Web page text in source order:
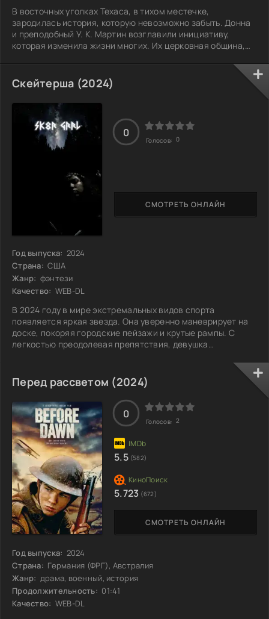
В восточных уголках Техаса, в тихом местечке,
зародилась история, которую невозможно забыть. Донна
и преподобный У. К. Мартин возглавили инициативу,
которая изменила жизни многих. Их церковная община,
экономические трудности и ограниченные ресурсы, 22
семьи объединились ради общей цели — дать будущее 77
детям, оставшимся без родительской любви. Своими
действиями они доказали, что истинная семья
Скейтерша (2024)
Год выпуска: 2024
Страна: США
Жанр: фэнтези
Качество: WEB-DL
В 2024 году в мире экстремальных видов спорта
появляется яркая звезда. Она уверенно маневрирует на
доске, покоряя городские пейзажи и крутые рампы. С
легкостью преодолевая препятствия, девушка
страсть к своему делу. Ее стиль уникален: каждая деталь
в движении, каждый трюк отточены до совершенства.
Вдохновленная свободой, она бросает вызов гравитации
и обществу, находя пути там, где другие видят тупик. С
каждым новым выступлением она расширяет
СМОТРЕТЬ ОНЛАЙН
0
Голосов: 0
Перед рассветом (2024)
Год выпуска: 2024
Страна: Германия (ФРГ), Австралия
Жанр: драма, военный, история
Продолжительность: 01:41
Качество: WEB-DL
СМОТРЕТЬ ОНЛАЙН
0
Голосов: 2
5.5 (582)
5.723 (672)